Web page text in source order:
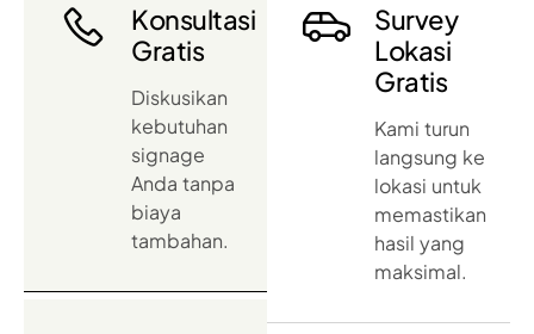
Konsultasi
Gratis
Diskusikan
kebutuhan
signage
Anda tanpa
biaya
tambahan.
Survey
Lokasi
Gratis
Kami turun
langsung ke
lokasi untuk
memastikan
hasil yang
maksimal.